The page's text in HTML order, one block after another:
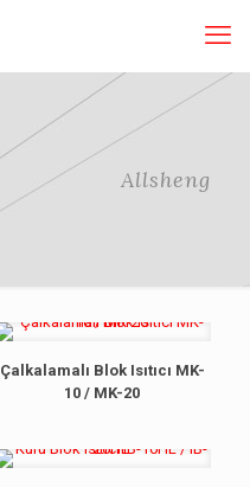
Allsheng
Çalkalamalı Blok Isıtıcı MK-
10 / MK-20